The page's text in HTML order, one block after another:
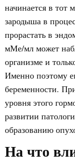
начинается в тот
зародыша в
прорастать в
мМе/мл может
организме и
Именно поэтому
беременности.
уровня этого
развитии
образованию
На что